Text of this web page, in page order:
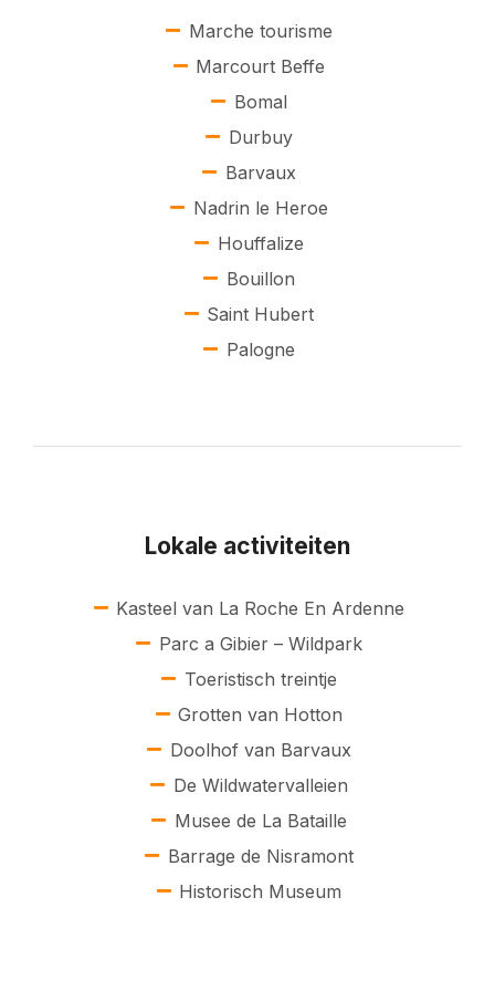
Marche tourisme
Marcourt Beffe
Bomal
Durbuy
Barvaux
Nadrin le Heroe
Houffalize
Bouillon
Saint Hubert
Palogne
Lokale activiteiten
Kasteel van La Roche En Ardenne
Parc a Gibier – Wildpark
Toeristisch treintje
Grotten van Hotton
Doolhof van Barvaux
De Wildwatervalleien
Musee de La Bataille
Barrage de Nisramont
Historisch Museum